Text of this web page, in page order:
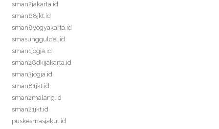
sman2jakarta.id
sman68jkt.id
sman8yogyakarta.id
smasungguldel.id
sman1jogja.id
sman28dkijakarta.id
sman3jogja.id
sman81jkt.id
sman2malang.id
sman21jkt.id
puskesmasjakut.id